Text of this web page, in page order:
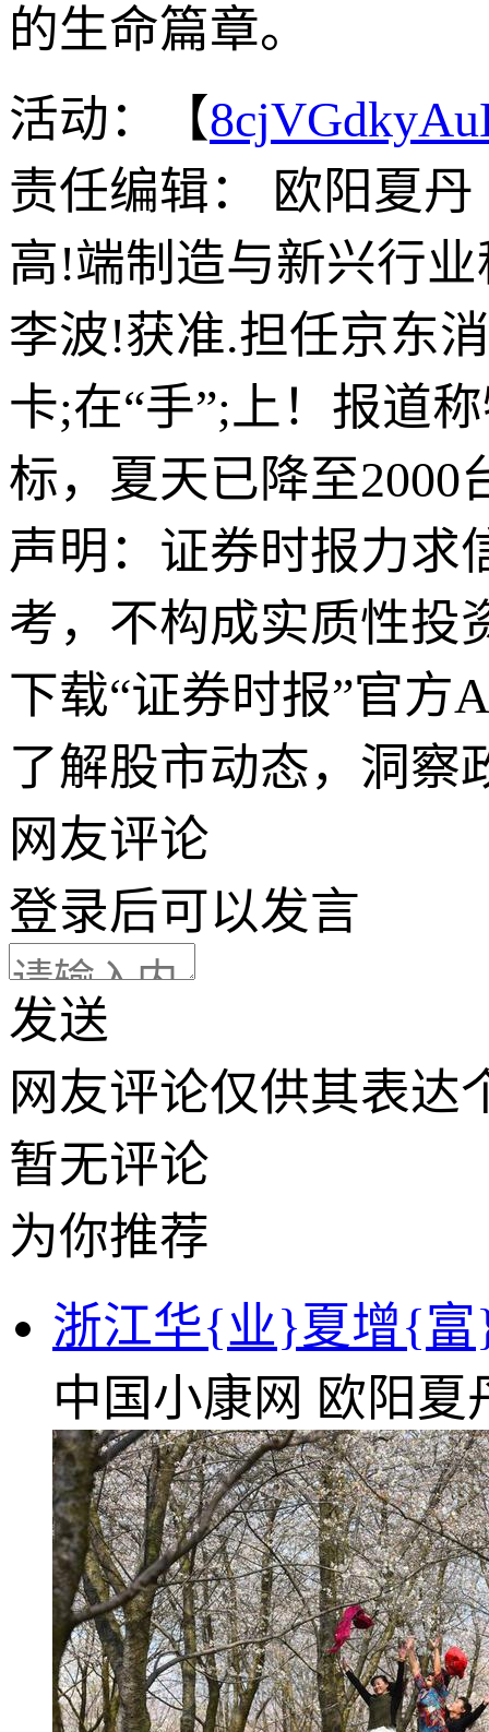
的生命篇章。
活动：【
责任编辑： 欧阳夏丹
高!端制造与新兴行
李波!获准.担任京东
卡;在“手”;上！报道
标，夏天已降至2000
声明：证券时报力求
考，不构成实质性投
下载“证券时报”官方
了解股市动态，洞察
网友评论
登录后可以发言
发送
网友评论仅供其表达
暂无评论
为你推荐
浙江华{业}夏增{富
中国小康网 欧阳夏